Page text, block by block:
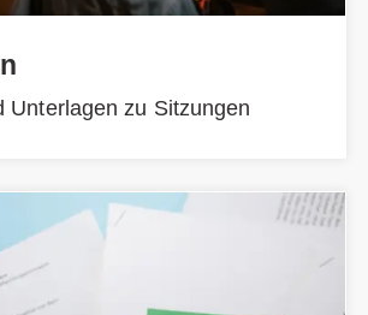
Unterlagen zu Sitzungen